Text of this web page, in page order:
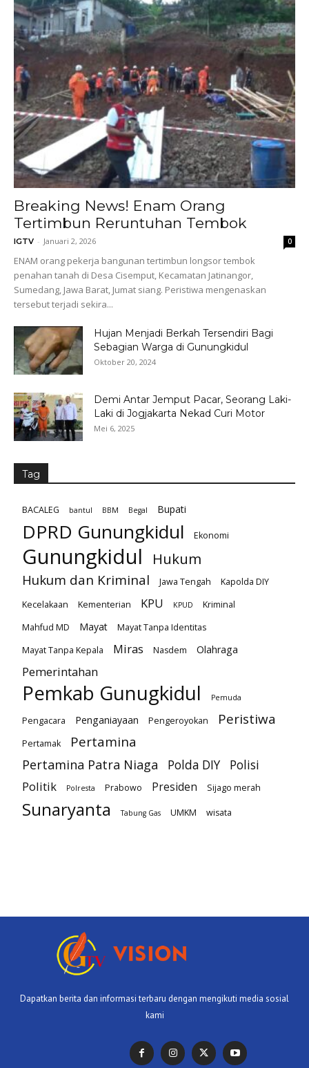
Breaking News! Enam Orang
Tertimbun Reruntuhan Tembok
IGTV - Januari 2, 2026 0
ENAM orang pekerja bangunan tertimbun longsor tembok
penahan tanah di Desa Cisemput, Kecamatan Jatinangor,
Sumedang, Jawa Barat, Jumat siang. Peristiwa mengenaskan
tersebut terjadi sekira...
Hujan Menjadi Berkah Tersendiri Bagi
Sebagian Warga di Gunungkidul
Oktober 20, 2024
Demi Antar Jemput Pacar, Seorang Laki-
Laki di Jogjakarta Nekad Curi Motor
Mei 6, 2025
Tag
BACALEG bantul BBM Begal Bupati
DPRD Gunungkidul Ekonomi
Gunungkidul Hukum
Hukum dan Kriminal Jawa Tengah
Kapolda DIY
Kecelakaan
Kementerian KPU KPUD
Kriminal
Mahfud MD
Mayat
Mayat Tanpa Identitas
Mayat Tanpa Kepala
Miras Nasdem Olahraga
Pemerintahan
Pemkab Gunugkidul Pemuda
Pengacara Penganiayaan Pengeroyokan Peristiwa
Pertamak Pertamina
Pertamina Patra Niaga Polda DIY
Polisi
Politik
Polresta Prabowo Presiden Sijago merah
Sunaryanta Tabung Gas UMKM wisata
Dapatkan berita dan informasi terbaru dengan mengikuti media sosial
kami